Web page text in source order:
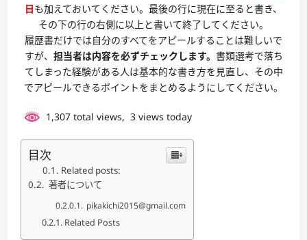
日も加えておいてください。最後の行に現在に至ると書き、
その下の行の右側に以上と書いて終了してください。
履歴書だけでは自分のすべてをアピールすることは難しいで
すが、 担当者は内容を必ずチェックします。 書類選考で落ち
てしまった経験がある人は基本的な書き方を見直し、その中
でアピールできるポイントをまとめるようにしてください。
1,307 total views, 3 views today
目次
Related posts:
著者について
pikakichi2015@gmail.com
Related Posts